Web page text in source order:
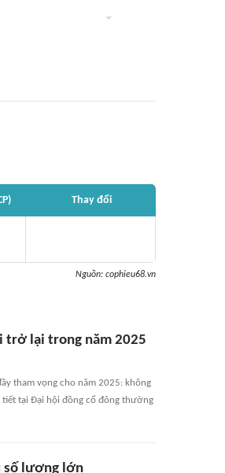
Thay đổi
Nguồn: cophieu68.vn
trở lại trong năm 2025
tham vọng cho năm 2025: không
tại Đại hội đồng cổ đông thường
số lượng lớn